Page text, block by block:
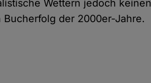
Wettern jedoch keinen
der 2000er-Jahre.